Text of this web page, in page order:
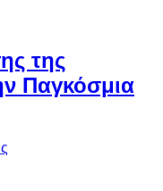
της
Παγκόσμια